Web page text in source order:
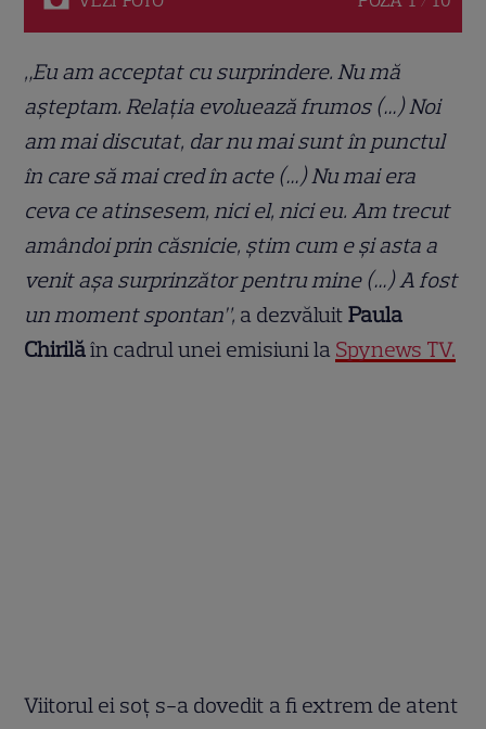
„Eu am acceptat cu surprindere. Nu mă
așteptam. Relația evoluează frumos (…) Noi
am mai discutat, dar nu mai sunt în punctul
în care să mai cred în acte (…) Nu mai era
ceva ce atinsesem, nici el, nici eu. Am trecut
amândoi prin căsnicie, știm cum e și asta a
venit așa surprinzător pentru mine (…) A fost
un moment spontan”, a dezvăluitPaula
Chirilăîn cadrul unei emisiuni la Spynews TV.
Viitorul ei soț s-a dovedit a fi extrem de atent